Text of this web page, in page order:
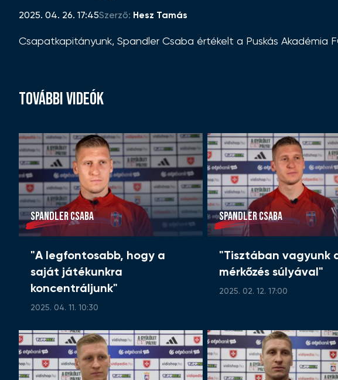
2025. 04. 26. 17:45Szerző: Hesz Tamás
Csapatkapitányunk, Spandler Csaba értékelt a Puskás Akadémia
TOVÁBBI VIDEÓK
SPANDLER CSABA
"A legfontosabb, hogy a
saját játékunkra
koncentráljunk"
2025. 04. 11. 10:30
SPANDLER CSABA
"Tisztában vagyunk
mérkőzés súlyával"
2025. 02. 12. 17:00